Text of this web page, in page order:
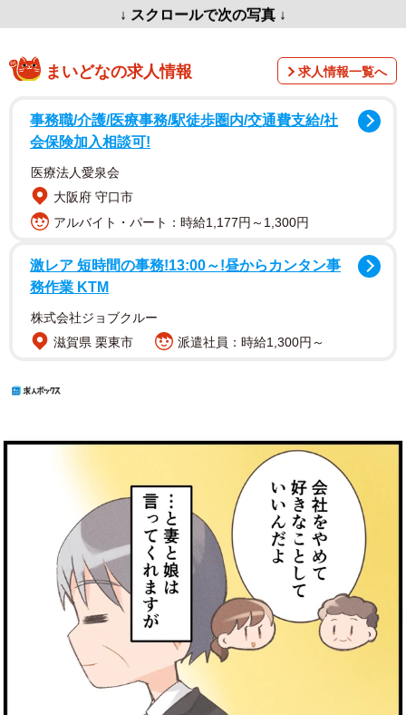
↓ スクロールで次の写真 ↓
まいどなの求人情報 求人情報一覧へ
事務職/介護/医療事務/駅徒歩圏内/交通費支給/社
会保険加入相談可!
医療法人愛泉会
大阪府 守口市
アルバイト・パート：時給1,177円～1,300円
激レア 短時間の事務!13:00～!昼からカンタン事
務作業 KTM
株式会社ジョブクルー
滋賀県 栗東市
派遣社員：時給1,300円～